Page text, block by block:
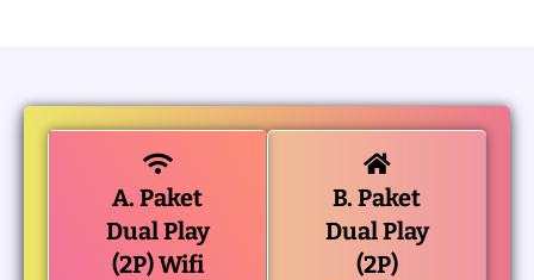
A. Paket
Dual Play
(2P) Wifi
B. Paket
Dual Play
(2P)